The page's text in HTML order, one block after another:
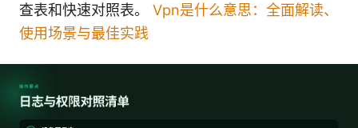
查表和快速对照表。 Vpn是什么意思：全面解读、
使用场景与最佳实践